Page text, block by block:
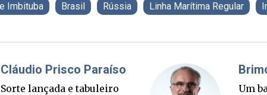
Imbituba Brasil Rússia Linha Marítima Regular
Fabiano Bordignon
Ponte Anita Garibaldi virou